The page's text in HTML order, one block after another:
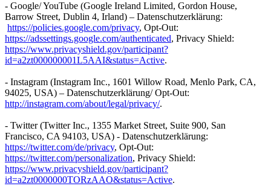
- Google/ YouTube (Google Ireland Limited, Gordon House,
Barrow Street, Dublin 4, Irland) – Datenschutzerklärung:
https://policies.google.com/privacy, Opt-Out:
https://adssettings.google.com/authenticated, Privacy Shield:
https://www.privacyshield.gov/participant?
id=a2zt000000001L5AAI&status=Active.
- Instagram (Instagram Inc., 1601 Willow Road, Menlo Park, CA,
94025, USA) – Datenschutzerklärung/ Opt-Out:
http://instagram.com/about/legal/privacy/.
- Twitter (Twitter Inc., 1355 Market Street, Suite 900, San
Francisco, CA 94103, USA) - Datenschutzerklärung:
https://twitter.com/de/privacy, Opt-Out:
https://twitter.com/personalization, Privacy Shield:
https://www.privacyshield.gov/participant?
id=a2zt0000000TORzAAO&status=Active.